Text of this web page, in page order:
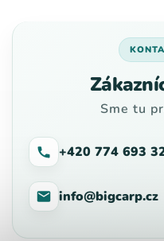
Sme tu
+420 774 693
info@bigcarp.cz